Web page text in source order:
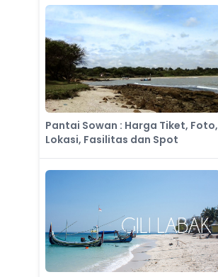
Pantai Sowan : Harga Tiket, Foto,
Lokasi, Fasilitas dan Spot